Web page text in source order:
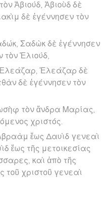
Ἀβιούδ, Ἀβιοὺδ δὲ
δὲ ἐγέννησεν τὸν
Σαδὼκ δὲ ἐγέννησεν
τὸν Ἐλιούδ,
Ἐλεάζαρ, Ἐλεάζαρ δὲ
δὲ ἐγέννησεν τὸν
τὸν ἄνδρα Μαρίας,
χριστός.
ἕως Δαυὶδ γενεαὶ
ἕως τῆς μετοικεσίας
καὶ ἀπὸ τῆς
τοῦ χριστοῦ γενεαὶ